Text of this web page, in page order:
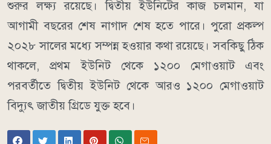
শুরুর লক্ষ্য রয়েছে। দ্বিতীয় ইউনিটের কাজ চলমান, যা
আগামী বছরের শেষ নাগাদ শেষ হতে পারে। পুরো প্রকল্প
২০২৮ সালের মধ্যে সম্পন্ন হওয়ার কথা রয়েছে। সবকিছু ঠিক
থাকলে, প্রথম ইউনিট থেকে ১২০০ মেগাওয়াট এবং
পরবর্তীতে দ্বিতীয় ইউনিট থেকে আরও ১২০০ মেগাওয়াট
বিদ্যুৎ জাতীয় গ্রিডে যুক্ত হবে।